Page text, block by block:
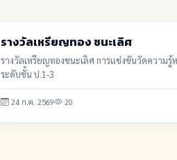
รางวัลเหรียญทอง ชนะเลิศ
รางวัลเหรียญทองชนะเลิศ การแข่งขันวัดความรู้
ระดับชั้น ป.1-3
24 ก.ค. 2569 20